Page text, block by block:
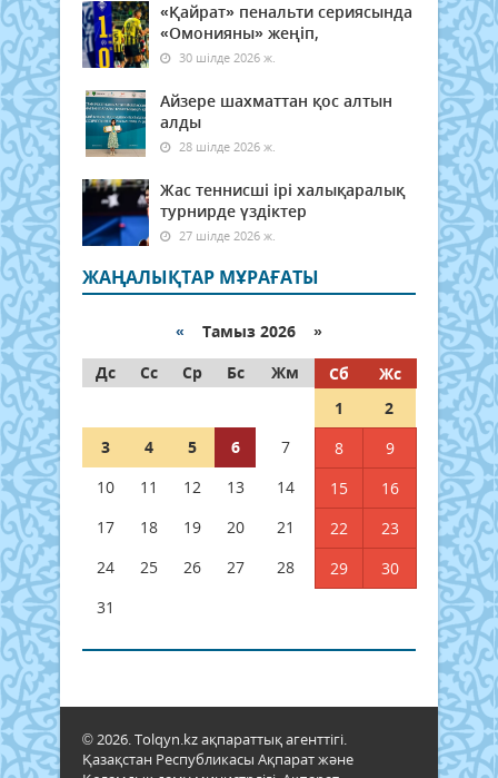
«Қайрат» пенальти сериясында
«Омонияны» жеңіп,
30 шілде 2026 ж.
Айзере шахматтан қос алтын
алды
28 шілде 2026 ж.
Жас теннисші ірі халықаралық
турнирде үздіктер
27 шілде 2026 ж.
ЖАҢАЛЫҚТАР МҰРАҒАТЫ
« Тамыз 2026 »
Дс
Сс Ср Бс Жм Сб
Жс
1
2
3
4 5 6 7 8
9
10
11 12 13 14 15
16
17
18 19 20 21 22
23
24
25 26 27 28 29
30
31
© 2026. Tolqyn.kz ақпараттық агенттігі.
Қазақстан Республикасы Ақпарат және